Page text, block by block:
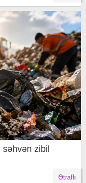
səhvən zibil
Ətraflı